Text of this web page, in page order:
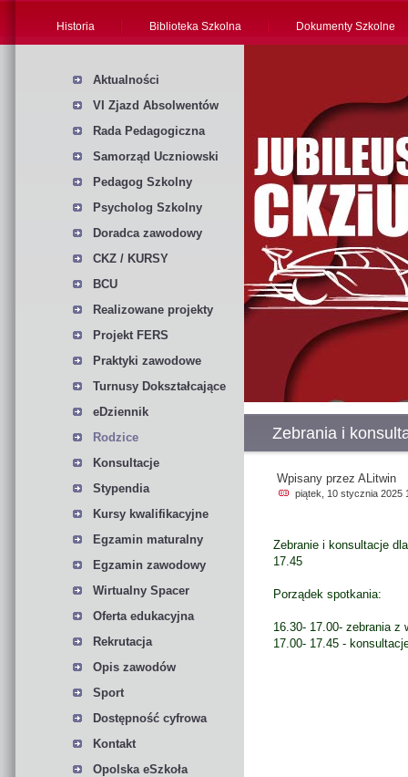
Historia Biblioteka Szkolna Dokumenty Szkolne
Aktualności
VI Zjazd Absolwentów
Rada Pedagogiczna
Samorząd Uczniowski
Pedagog Szkolny
Psycholog Szkolny
Doradca zawodowy
CKZ / KURSY
BCU
Realizowane projekty
Projekt FERS
Praktyki zawodowe
Turnusy Dokształcające
eDziennik
Rodzice
Konsultacje
Stypendia
Kursy kwalifikacyjne
Egzamin maturalny
Egzamin zawodowy
Wirtualny Spacer
Oferta edukacyjna
Rekrutacja
Opis zawodów
Sport
Dostępność cyfrowa
Kontakt
Opolska eSzkoła
Zebrania i
Wpisany przez ALitwin
piątek, 10 stycznia 2025
Zebranie i konsultacje
17.45
Porządek spotkania:
16.30- 17.00- zebrania
17.00- 17.45 -